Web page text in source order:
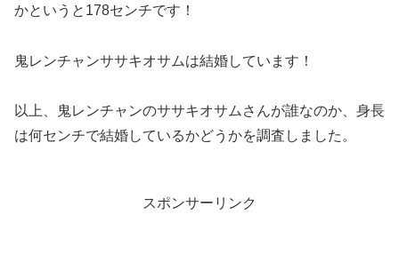
かというと178センチです！
鬼レンチャンササキオサムは結婚しています！
以上、鬼レンチャンのササキオサムさんが誰なのか、身長
は何センチで結婚しているかどうかを調査しました。
スポンサーリンク